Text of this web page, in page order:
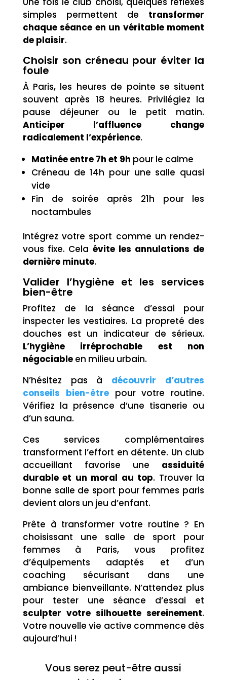
simples permettent de transformer
chaque séance en un véritable moment
de plaisir.
Choisir son créneau pour éviter la
foule
À Paris, les heures de pointe se situent
souvent après 18 heures. Privilégiez la
pause déjeuner ou le petit matin.
Anticiper l’affluence change
radicalement l’expérience.
Matinée entre 7h et 9h pour le calme
Créneau de 14h pour une salle quasi
vide
Fin de soirée après 21h pour les
noctambules
Intégrez votre sport comme un rendez-
vous fixe. Cela évite les annulations de
dernière minute.
Valider l’hygiène et les services
bien-être
Profitez de la séance d’essai pour
inspecter les vestiaires. La propreté des
douches est un indicateur de sérieux.
L’hygiène irréprochable est non
négociableen milieu urbain.
N’hésitez pas à découvrir d’autres
conseils bien-êtrepour votre routine.
Vérifiez la présence d’une tisanerie ou
d’un sauna.
Ces services complémentaires
transforment l’effort en détente. Un club
accueillant favorise une assiduité
durable et un moral au top. Trouver la
bonne salle de sport pour femmes paris
devient alors un jeu d’enfant.
Prête à transformer votre routine ? En
choisissant une salle de sport pour
femmes à Paris, vous profitez
d’équipements adaptés et d’un
coaching sécurisant dans une
ambiance bienveillante. N’attendez plus
pour tester une séance d’essai et
sculpter votre silhouette sereinement.
Votre nouvelle vie active commence dès
aujourd’hui !
Vous serez peut-être aussi